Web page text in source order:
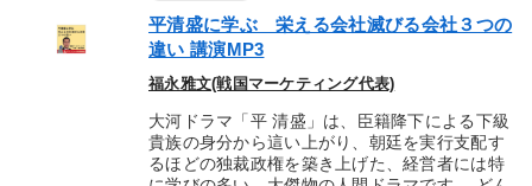
平清盛に学ぶ 栄える会社滅びる会社３つの
違い 講演MP3
福永雅文(戦国マーケティング代表)
大河ドラマ「平 清盛」は、臣籍降下による下級
貴族の身分から這い上がり、朝廷を実行支配す
るほどの独裁政権を築き上げた、経営者には特